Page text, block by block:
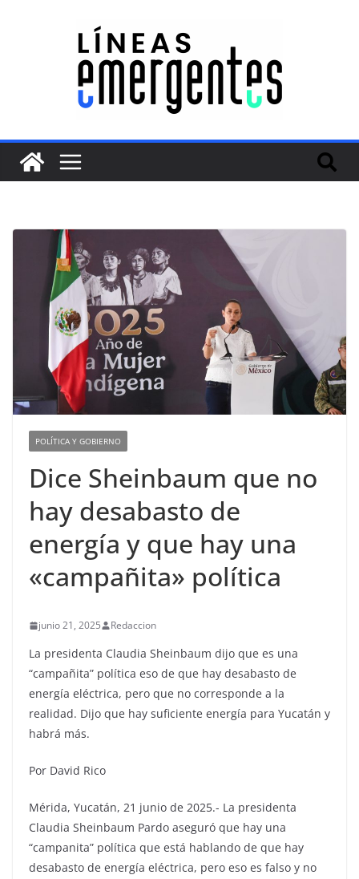
POLÍTICA Y GOBIERNO
Dice Sheinbaum que no
hay desabasto de
energía y que hay una
«campañita» política
junio 21, 2025 Redaccion
La presidenta Claudia Sheinbaum dijo que es una
“campañita” política eso de que hay desabasto de
energía eléctrica, pero que no corresponde a la
realidad. Dijo que hay suficiente energía para Yucatán y
habrá más.
Por David Rico
Mérida, Yucatán, 21 junio de 2025.- La presidenta
Claudia Sheinbaum Pardo aseguró que hay una
“campanita” política que está hablando de que hay
desabasto de energía eléctrica, pero eso es falso y no